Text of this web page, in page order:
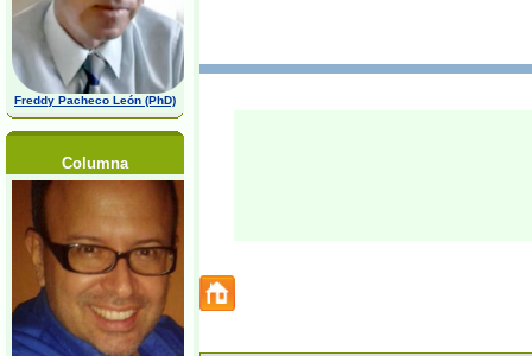
Freddy Pacheco León (PhD)
Columna